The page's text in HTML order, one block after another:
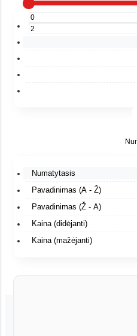
Numatytasis
Pavadinimas (A - Ž)
Pavadinimas (Ž - A)
Kaina (didėjanti)
Kaina (mažėjanti)